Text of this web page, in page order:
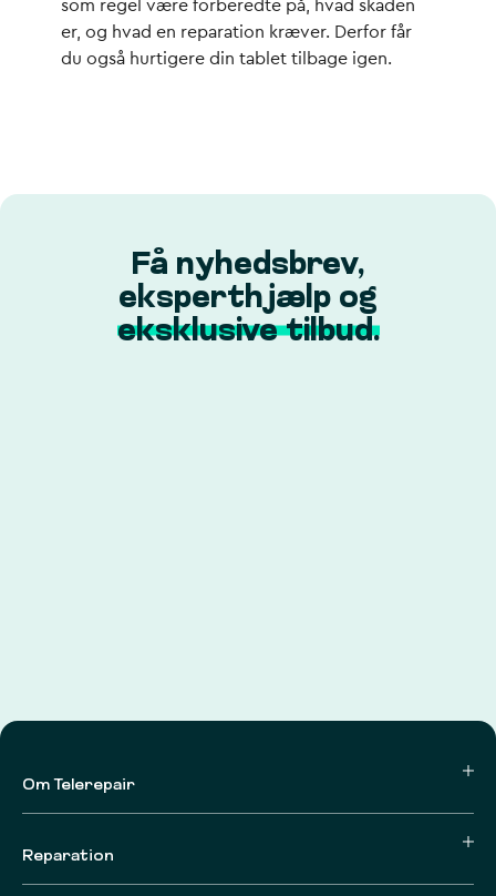
som regel være forberedte på, hvad skaden
er, og hvad en reparation kræver. Derfor får
du også hurtigere din tablet tilbage igen.
Få nyhedsbrev,
eksperthjælp og
eksklusive tilbud.
Om Telerepair
Reparation